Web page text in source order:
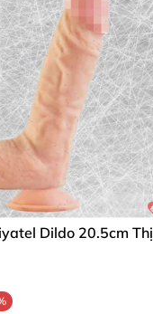
Dildo 20.5cm